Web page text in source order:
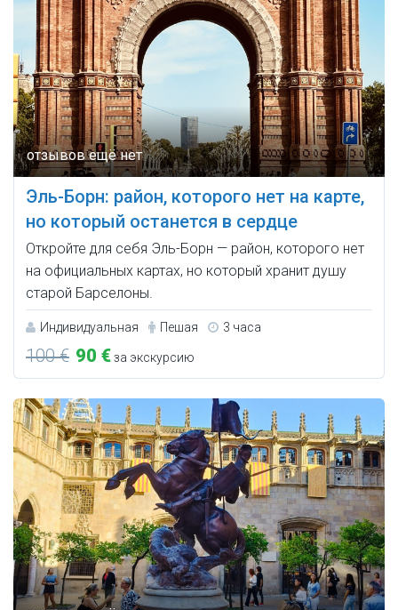
Эль-Борн: район, которого нет на карте,
но который останется в сердце
Откройте для себя Эль-Борн — район, которого нет
на официальных картах, но который хранит душу
старой Барселоны.
Индивидуальная Пешая 3 часа
100 € 90 €за экскурсию